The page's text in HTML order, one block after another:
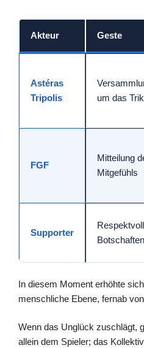
Akteur Geste
Astéras
Tripolis
um das
FGF
Mitteilung
Mitgefühls
Supporter
Botschaften
In diesem Moment erhöhte
menschliche Ebene, fernab
Wenn das Unglück zuschlägt,
allein dem Spieler; das